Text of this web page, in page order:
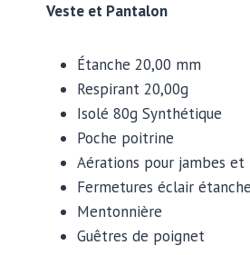
Veste et Pantalon
Étanche 20,00 mm
Respirant 20,00g
Isolé 80g Synthétique
Poche poitrine
Aérations pour jambes et
Fermetures éclair
Mentonnière
Guêtres de poignet